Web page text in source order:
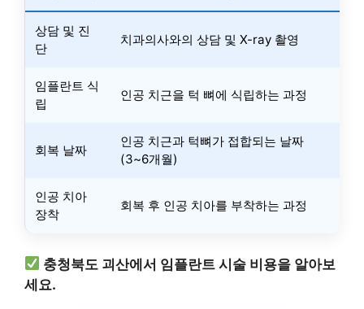
상담 및 진
단
치과의사와의 상담 및 X-ray 촬영
임플란트 식
립
인공 치근을 턱 뼈에 식립하는 과정
회복 날짜
인공 치근과 턱뼈가 접합되는 날짜
(3~6개월)
인공 치아
장착
회복 후 인공 치아를 부착하는 과정
충청북도 괴산에서 임플란트 시술 비용을 알아보
세요.